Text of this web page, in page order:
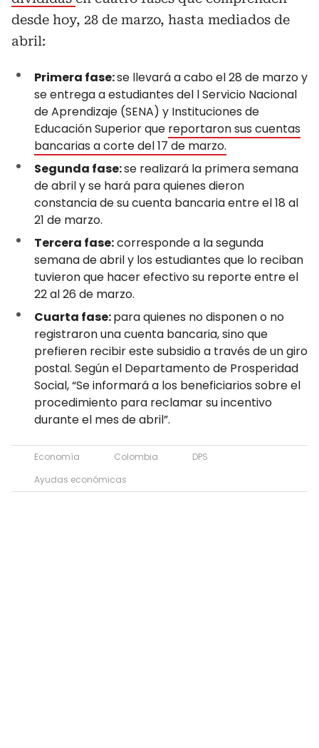
desde hoy, 28 de marzo, hasta mediados de
abril:
Primera fase:se llevará a cabo el 28 de marzo y
se entrega a estudiantes del l Servicio Nacional
de Aprendizaje (SENA) y Instituciones de
Educación Superior que reportaron sus cuentas
bancarias a corte del 17 de marzo.
Segunda fase:se realizará la primera semana
de abril y se hará para quienes dieron
constancia de su cuenta bancaria entre el 18 al
21 de marzo.
Tercera fase:corresponde a la segunda
semana de abril y los estudiantes que lo reciban
tuvieron que hacer efectivo su reporte entre el
22 al 26 de marzo.
Cuarta fase:para quienes no disponen o no
registraron una cuenta bancaria, sino que
prefieren recibir este subsidio a través de un giro
postal. Según el Departamento de Prosperidad
Social, “Se informará a los beneficiarios sobre el
procedimiento para reclamar su incentivo
durante el mes de abril”.
Economía Colombia
DPS
Ayudas económicas